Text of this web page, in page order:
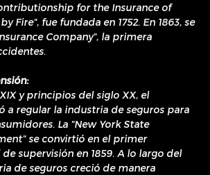
for the Insurance of
Fire", fue fundada en 1752. En 1863, se
Company", la primera
y principios del siglo XX, el
a regular la industria de seguros para
La "New York State
se convirtió en el primer
supervisión en 1859. A lo largo del
de seguros creció de manera